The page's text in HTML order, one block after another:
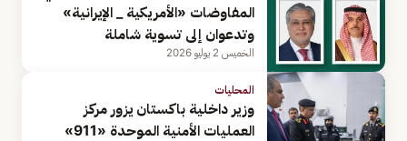
المفاوضات «الأمريكية _ الإيرانية»
وتدعوان إلى تسوية شاملة
الخميس 2 يوليو 2026
المحليات
وزير داخلية باكستان يزور مركز
العمليات الأمنية الموحدة «911»